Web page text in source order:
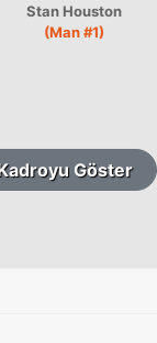
Stan Houston
(Man #1)
Göster